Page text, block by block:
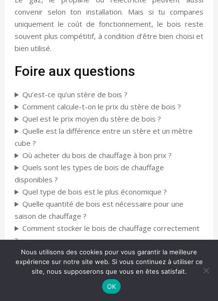
convenir selon ton installation. Mais si tu compares
uniquement le coût de fonctionnement, le bois reste
souvent plus compétitif, à condition d’être bien choisi et
bien utilisé.
Foire aux questions
Qu’est-ce qu’un stère de bois ?
Comment calcule-t-on le prix du stère de bois ?
Quel est le prix moyen du stère de bois ?
Quelle est la différence entre un stère et un mètre
cube ?
Où acheter du bois de chauffage à bon prix ?
Quels sont les types de bois de chauffage
disponibles ?
Quel type de bois est le plus économique ?
Quelle quantité de bois est nécessaire pour une
saison de chauffage ?
Comment stocker le bois de chauffage correctement
?
Quels sont les avantages du chauffage au bois ?
Nous utilisons des cookies pour vous garantir la meilleure
expérience sur notre site web. Si vous continuez à utiliser ce
site, nous supposerons que vous en êtes satisfait.
OK